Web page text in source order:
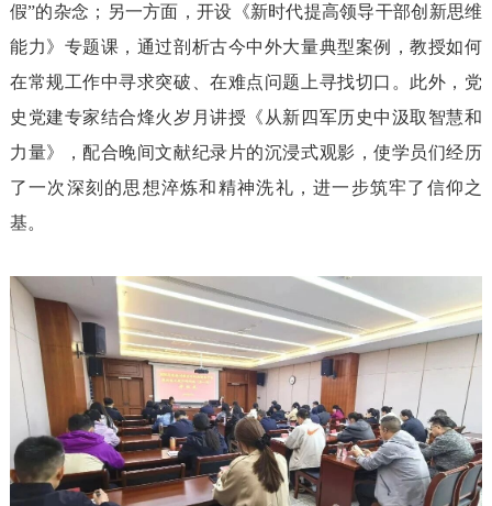
假”的杂念；另一方面，开设《新时代提高领导干部创新思维
能力》专题课，通过剖析古今中外大量典型案例，教授如何
在常规工作中寻求突破、在难点问题上寻找切口。此外，党
史党建专家结合烽火岁月讲授《从新四军历史中汲取智慧和
力量》，配合晚间文献纪录片的沉浸式观影，使学员们经历
了一次深刻的思想淬炼和精神洗礼，进一步筑牢了信仰之
基。